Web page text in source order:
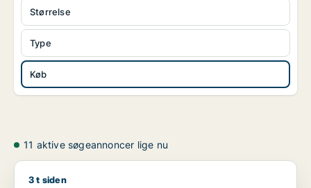
Type
Køb
Størrelse
11 aktive søgeannoncer lige nu
Rasmus søger boligudlejningsejendom til salg i Greve,
3 t siden